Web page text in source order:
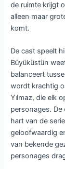
de ruimte krijgt
alleen maar
komt.
De cast speelt
Büyüküstün
balanceert
wordt krachtig
Yılmaz, die elk
personages.
hart van de
geloofwaardig
van bekende
personages